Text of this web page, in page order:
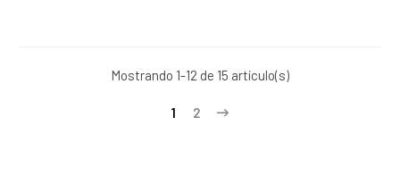
Mostrando 1-12 de 15 artículo(s)
1 2